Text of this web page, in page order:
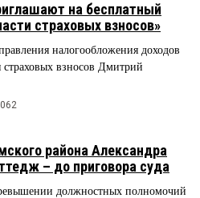
на бесплатный
страховых взносов»
налогообложения доходов
взносов Дмитрий
района Александра
– до приговора суда
должностных полномочий